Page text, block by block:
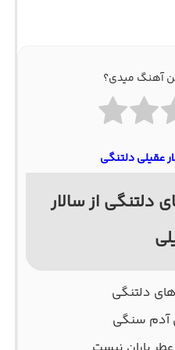
آهنگ میدی؟
عقیلی دلتنگی
دلتنگی از سالار
دلتنگی
آدم سنگی